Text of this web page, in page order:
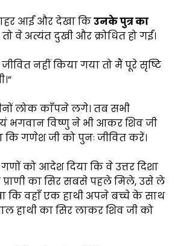
आईं और देखा किउनके पुत्र का
तो वे अत्यंत दुखी और क्रोधित हो गईं।
जीवित नहीं किया गया तो मैं पूरे सृष्टि
लोक काँपने लगे। तब सभी
भगवान विष्णु ने भी आकर शिव जी
गणेश जी को पुनः जीवित करें।
को आदेश दिया कि वे उत्तर दिशा
का सिर सबसे पहले मिले, उसे ले
कि वहाँ एक हाथी अपने बच्चे के साथ
हाथी का सिर लाकर शिव जी को